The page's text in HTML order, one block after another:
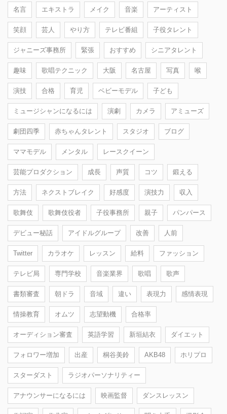
名言 エキストラ メイク 音楽 アーティスト
笑顔 芸人 やり方 テレビ番組 子役タレント
ジャニーズ事務所 緊張 おすすめ シニアタレント
趣味 歌唱テクニック 大阪 名古屋 写真 喉
演技 合格 育児 ベビーモデル 子ども
ミュージシャンになるには 演劇 カメラ アミューズ
劇団四季 赤ちゃんタレント スタジオ ブログ
ママモデル メンタル レースクイーン
芸能プロダクション 成長 声質 コツ 鍛える
方法 ネクストブレイク 好感度 演技力 収入
歌舞伎 歌舞伎役者 子役事務所 親子 パンパース
デビュー秘話 アイドルグループ 改善 人前
Twitter カラオケ レッスン 給料 ファッション
テレビ局 専門学校 音楽業界 歌唱 歌声
書類審査 朝ドラ 音域 違い 表現力 感情表現
情操教育 オムツ 志望動機 合格率
オーディション審査 英語学習 新垣結衣 ダイエット
フォロワー増加 出産 桐谷美鈴 AKB48 ホリプロ
スターダスト ラジオパーソナリティー
アナウンサーになるには 映画監督 ダンスレッスン